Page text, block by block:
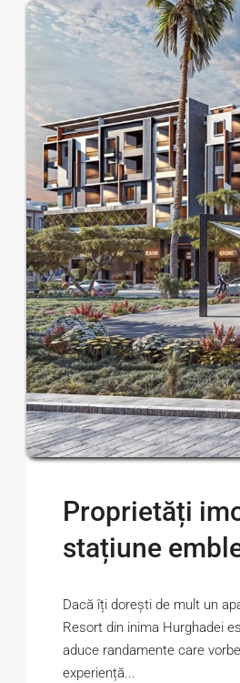
Proprietăți
stațiune
Dacă îți dorești de mult un
Resort din inima Hurghadei
aduce randamente care
experiență...